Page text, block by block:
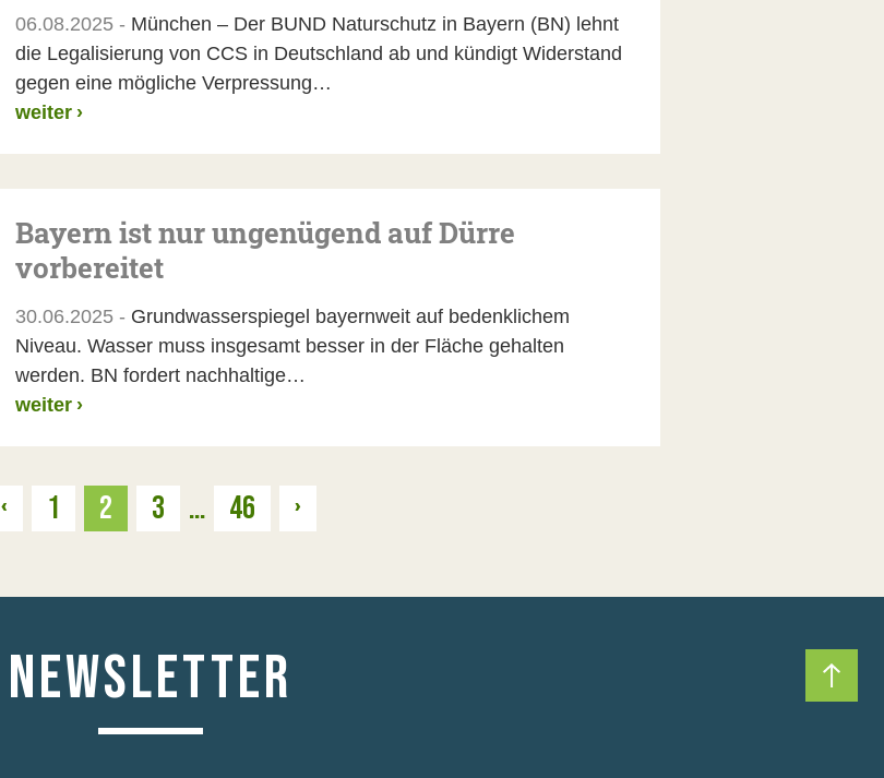
06.08.2025 - München – Der BUND Naturschutz in Bayern (BN) lehnt
die Legalisierung von CCS in Deutschland ab und kündigt Widerstand
gegen eine mögliche Verpressung…
weiter ›
Bayern ist nur ungenügend auf Dürre
vorbereitet
30.06.2025 - Grundwasserspiegel bayernweit auf bedenklichem
Niveau. Wasser muss insgesamt besser in der Fläche gehalten
werden. BN fordert nachhaltige…
weiter ›
Zurück
‹ 1 2 3 … 46 ›Weiter
NEWSLETTER